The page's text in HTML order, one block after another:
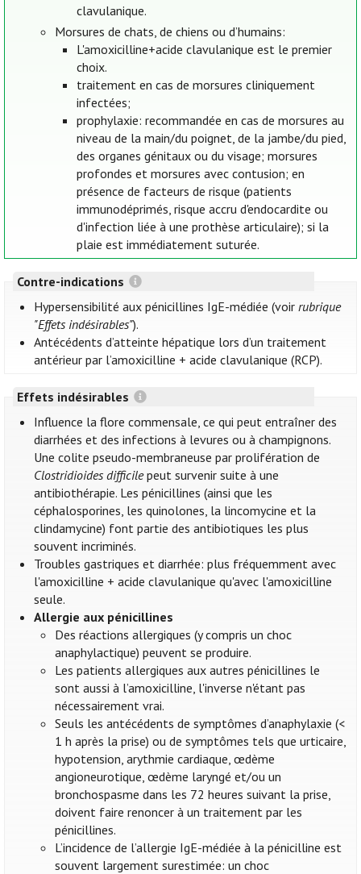
clavulanique.
Morsures de chats, de chiens ou d’humains:
L'amoxicilline+acide clavulanique est le premier
choix.
traitement en cas de morsures cliniquement
infectées;
prophylaxie: recommandée en cas de morsures au
niveau de la main/du poignet, de la jambe/du pied,
des organes génitaux ou du visage; morsures
profondes et morsures avec contusion; en
présence de facteurs de risque (patients
immunodéprimés, risque accru d'endocardite ou
d'infection liée à une prothèse articulaire); si la
plaie est immédiatement suturée.
Contre-indications
Hypersensibilité aux pénicillines IgE-médiée (voirrubrique
"Effets indésirables").
Antécédents d’atteinte hépatique lors d’un traitement
antérieur par l’amoxicilline + acide clavulanique (RCP).
Effets indésirables
Influence la flore commensale, ce qui peut entraîner des
diarrhées et des infections à levures ou à champignons.
Une colite pseudo-membraneuse par prolifération de
Clostridioides difficilepeut survenir suite à une
antibiothérapie. Les pénicillines (ainsi que les
céphalosporines, les quinolones, la lincomycine et la
clindamycine) font partie des antibiotiques les plus
souvent incriminés.
Troubles gastriques et diarrhée: plus fréquemment avec
l'amoxicilline + acide clavulanique qu'avec l'amoxicilline
seule.
Allergie aux pénicillines
Des réactions allergiques (y compris un choc
anaphylactique) peuvent se produire.
Les patients allergiques aux autres pénicillines le
sont aussi à l’amoxicilline, l'inverse n'étant pas
nécessairement vrai.
Seuls les antécédents de symptômes d’anaphylaxie (<
1 h après la prise) ou de symptômes tels que urticaire,
hypotension, arythmie cardiaque, œdème
angioneurotique, œdème laryngé et/ou un
bronchospasme dans les 72 heures suivant la prise,
doivent faire renoncer à un traitement par les
pénicillines.
L’incidence de l’allergie IgE-médiée à la pénicilline est
souvent largement surestimée: un choc